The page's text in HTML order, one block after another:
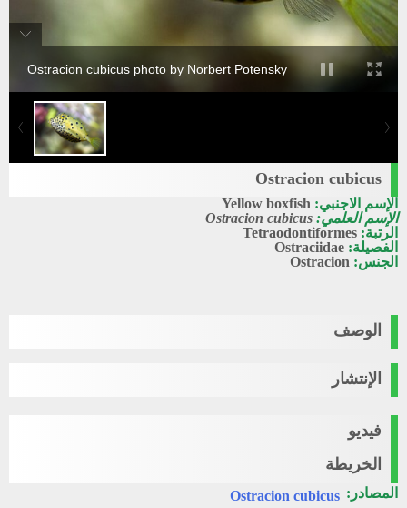
Ostracion cubicus photo by Norbert Potensky
Ostracion cubicus
الإسم الاجنبي: Yellow boxfish
الإسم العلمي: Ostracion cubicus
الرتبة: Tetraodontiformes
الفصيلة: Ostraciidae
الجنس: Ostracion
الوصف
الإنتشار
فيديو
الخريطة
المصادر: Ostracion cubicus